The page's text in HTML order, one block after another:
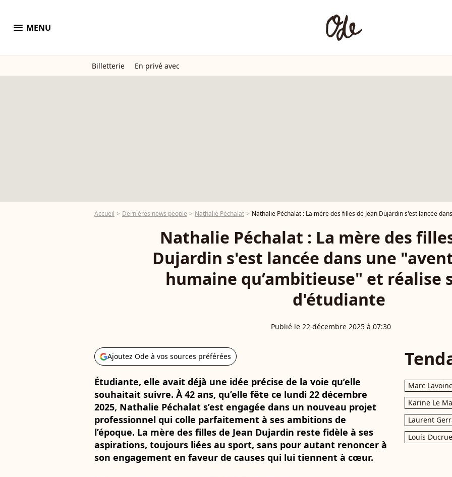
menu MENU
Billetterie En privé avec
Accueil Dernières news people Nathalie Péchalat Nathalie Péchalat : La mère des filles de Jean Dujardin s'est lancée dans une "aventure
Nathalie Péchalat : La mère des
Dujardin s'est lancée dans une
humaine qu’ambitieuse" et réalise
d'étudiante
Publié le 22 décembre 2025 à 07:30
Ajoutez Ode à vos sources préférées
Étudiante, elle avait déjà une idée précise de la voie qu’elle
souhaitait suivre. À 42 ans, qu’elle fête ce lundi 22 décembre
2025, Nathalie Péchalat s’est engagée dans un nouveau projet
professionnel qui colle parfaitement à ses ambitions de
l’époque. La mère des filles de Jean Dujardin reste fidèle à ses
aspirations, toujours liées au sport, sans pour autant renoncer à
son engagement en faveur de causes qui lui tiennent à cœur.
Marc
Karine Le
Laurent
Louis